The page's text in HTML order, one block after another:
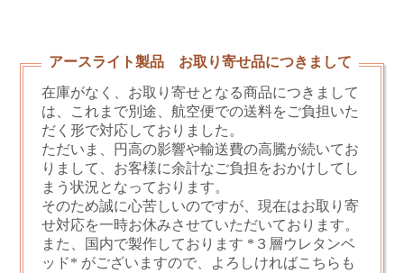
アースライト製品 お取り寄せ品につきまして
在庫がなく、お取り寄せとなる商品につきまして
は、これまで別途、航空便での送料をご負担いた
だく形で対応しておりました。
ただいま、円高の影響や輸送費の高騰が続いてお
りまして、お客様に余計なご負担をおかけしてし
まう状況となっております。
そのため誠に心苦しいのですが、現在はお取り寄
せ対応を一時お休みさせていただいております。
また、国内で製作しております *３層ウレタンベ
ッド* がございますので、よろしければこちらも